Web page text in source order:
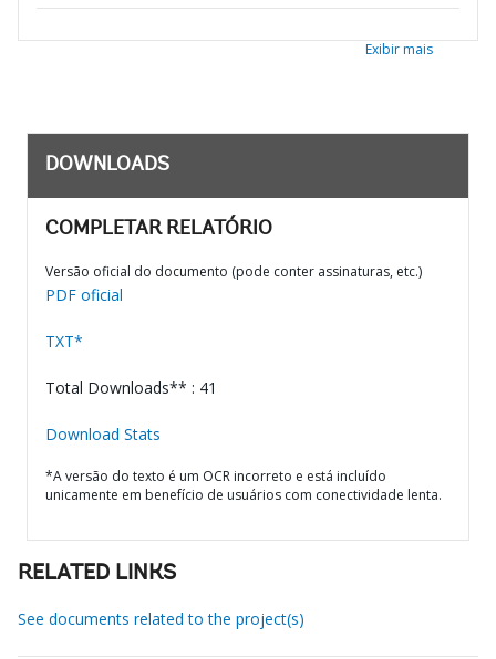
Exibir mais
DOWNLOADS
COMPLETAR RELATÓRIO
Versão oficial do documento (pode conter assinaturas, etc.)
PDF oficial
TXT*
Total Downloads** : 41
Download Stats
*A versão do texto é um OCR incorreto e está incluído
unicamente em benefício de usuários com conectividade lenta.
RELATED LINKS
See documents related to the project(s)